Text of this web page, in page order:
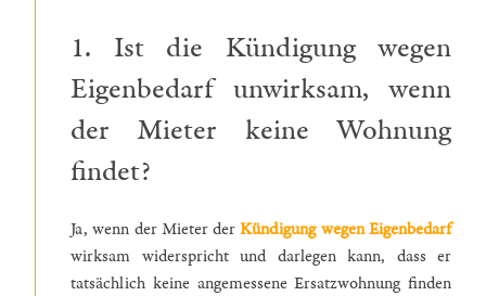
1. Ist die Kündigung wegen
Eigenbedarf unwirksam, wenn
der Mieter keine Wohnung
findet?
Ja, wenn der Mieter derKündigung wegen Eigenbedarf
wirksam widerspricht und darlegen kann, dass er
tatsächlich keine angemessene Ersatzwohnung finden